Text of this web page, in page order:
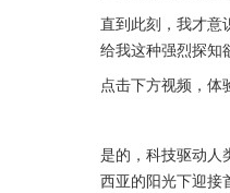
直到此刻，我才意
给我这种强烈探知
点击下方视频，体
是的，科技驱动人
西亚的阳光下迎接